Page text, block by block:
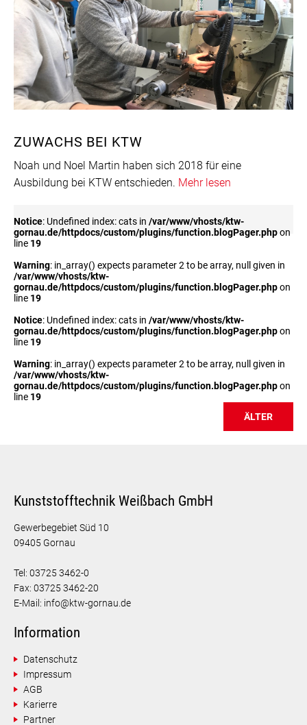
ZUWACHS BEI KTW
Noah und Noel Martin haben sich 2018 für eine
Ausbildung bei KTW entschieden. Mehr lesen
Notice: Undefined index: cats in /var/www/vhosts/ktw-
gornau.de/httpdocs/custom/plugins/function.blogPager.phpon
line 19
Warning: in_array() expects parameter 2 to be array, null given in
/var/www/vhosts/ktw-
gornau.de/httpdocs/custom/plugins/function.blogPager.phpon
line 19
Notice: Undefined index: cats in /var/www/vhosts/ktw-
gornau.de/httpdocs/custom/plugins/function.blogPager.phpon
line 19
Warning: in_array() expects parameter 2 to be array, null given in
/var/www/vhosts/ktw-
gornau.de/httpdocs/custom/plugins/function.blogPager.phpon
line 19
ÄLTER
Kunststofftechnik Weißbach GmbH
Gewerbegebiet Süd 10
09405 Gornau
Tel: 03725 3462-0
Fax: 03725 3462-20
E-Mail: info@ktw-gornau.de
Information
Datenschutz
Impressum
AGB
Karierre
Partner